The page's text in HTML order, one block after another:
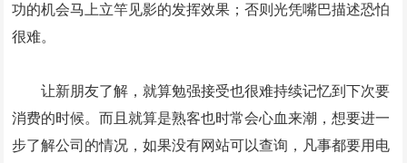
联系我们
功的机会马上立竿见影的发挥效果；否则光凭嘴巴描述恐怕
很难。
让新朋友了解，就算勉强接受也很难持续记忆到下次要
消费的时候。而且就算是熟客也时常会心血来潮，想要进一
步了解公司的情况，如果没有网站可以查询，凡事都要用电